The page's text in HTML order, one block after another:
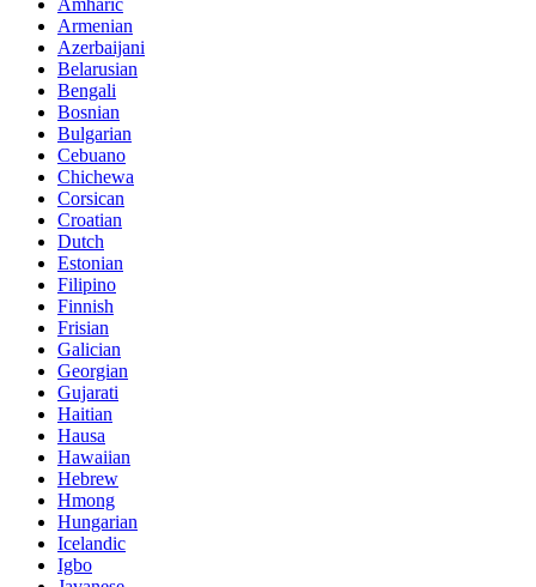
Amharic
Armenian
Azerbaijani
Belarusian
Bengali
Bosnian
Bulgarian
Cebuano
Chichewa
Corsican
Croatian
Dutch
Estonian
Filipino
Finnish
Frisian
Galician
Georgian
Gujarati
Haitian
Hausa
Hawaiian
Hebrew
Hmong
Hungarian
Icelandic
Igbo